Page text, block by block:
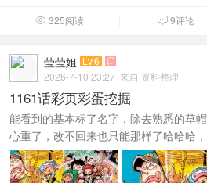
 325阅读  9评论
莹莹姐 Lv.6 
2026-7-10 23:27 来自 资料整理
1161话彩页彩蛋挖掘
能看到的基本标了名字，除去熟悉的草
心重了，改不回来也只能那样了哈哈哈